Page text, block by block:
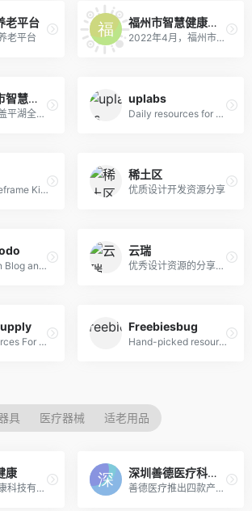
老平台
老平台
福州市智慧健康养老服务平台
2022年4月，福州市民政局打造的“智慧健康养老服务平台”（简称“e福养”）投用。市民在“e福州”APP上登录该平台，足不出户、动动手指，就能在线预约养老服务、预订养老床位、申请养老补贴。
浙江平湖市智慧健康养老服务平台
构建一个覆盖平湖全市的“安全、便捷、周到”的居家养老服务体系。
uplabs
Daily resources for product designers & developers
UI Kits, Wireframe Kits, Templates, Icons and More
稀土区
优质设计开发资源分享
Web Design Blog and Shop
云瑞
优秀设计资源的分享网站
Free Resources For Designers
Freebiesbug
Hand-picked resources for web designer and developers, constantly updated.
具 医疗器械 适老用品
康
山东欣悦健康科技有限公司成立于2017年，主要从事健康新材料、医疗器械、康复辅助器具及健康科技产品的研发、生产及销售。
深圳善德医疗科技有限公司
善德医疗推出四款产品:好安森糖尿病治疗仪、好安森高血压治疗仪、好安森鼻窦炎治疗仪、好安森脉冲磁治疗仪等。